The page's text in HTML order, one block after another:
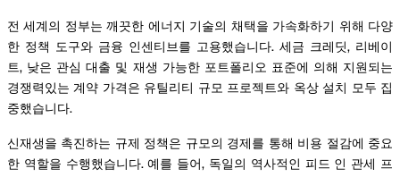
전 세계의 정부는 깨끗한 에너지 기술의 채택을 가속화하기 위해 다양
한 정책 도구와 금융 인센티브를 고용했습니다. 세금 크레딧, 리베이
트, 낮은 관심 대출 및 재생 가능한 포트폴리오 표준에 의해 지원되는
경쟁력있는 계약 가격은 유틸리티 규모 프로젝트와 옥상 설치 모두 집
중했습니다.
신재생을 촉진하는 규제 정책은 규모의 경제를 통해 비용 절감에 중요
한 역할을 수행했습니다. 예를 들어, 독일의 역사적인 피드 인 관세 프